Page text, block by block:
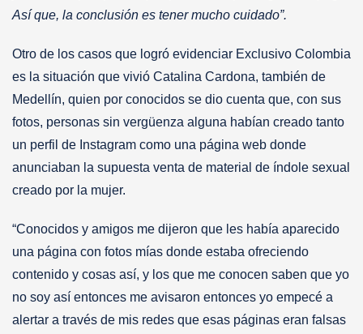
Así que, la conclusión es tener mucho cuidado”.
Otro de los casos que logró evidenciar Exclusivo Colombia
es la situación que vivió Catalina Cardona, también de
Medellín, quien por conocidos se dio cuenta que, con sus
fotos, personas sin vergüenza alguna habían creado tanto
un perfil de Instagram como una página web donde
anunciaban la supuesta venta de material de índole sexual
creado por la mujer.
“Conocidos y amigos me dijeron que les había aparecido
una página con fotos mías donde estaba ofreciendo
contenido y cosas así, y los que me conocen saben que yo
no soy así entonces me avisaron entonces yo empecé a
alertar a través de mis redes que esas páginas eran falsas